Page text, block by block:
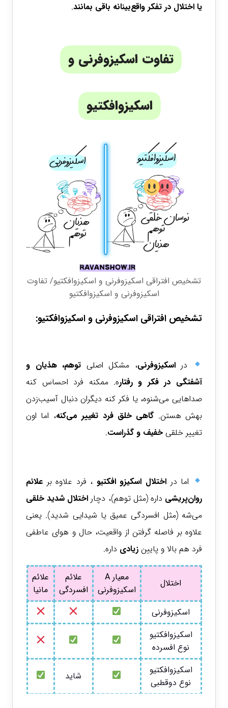
یا اختلال در تفکر واقع‌بینانه باقی بمانند.
تفاوت اسکیزوفرنی و
اسکیزوافکتیو
تشخیص افتراقی اسکیزوفرنی و اسکیزوافکتیو/ تفاوت
اسکیزوفرنی و اسکیزوافکتیو
تشخیص افتراقی اسکیزوفرنی و اسکیزوافکتیو:
در اسکیزوفرنی، مشکل اصلی توهم، هذیان و
آشفتگی در فکر و رفتاره. ممکنه فرد احساس کنه
صداهایی می‌شنوه، یا فکر کنه دیگران دنبال آسیب‌زدن
بهش هستن. گاهی خلق فرد تغییر می‌کنه، اما اون
تغییر خلقیخفیف و گذراست.
اما در اختلال اسکیزو افکتیو ، فرد علاوه بر علائم
روان‌پریشی داره (مثل توهم)، دچار اختلال شدید خلقی
می‌شه (مثل افسردگی عمیق یا شیدایی شدید). یعنی
علاوه بر فاصله گرفتن از واقعیت، حال و هوای عاطفی
فرد هم بالا و پایینزیادی داره.
اختلال
معیار A
اسکیزوفرنی
علائم
افسردگی
علائم
مانیا
اسکیزوفرنی
اسکیزوافکتیو
نوع افسرده
اسکیزوافکتیو
نوع دوقطبی
شاید